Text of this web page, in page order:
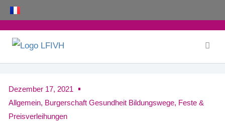
Zum
Inhalt
springen
Dezember 17, 2021
Allgemein, Burgerschaft Gesundheit Bildungswege, Feste &
Preisverleihungen